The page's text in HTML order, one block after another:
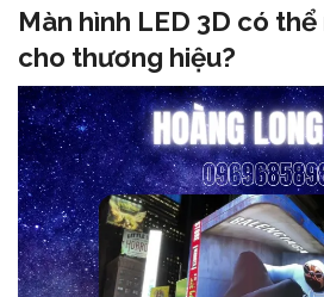
Màn hình LED 3D có
cho thương hiệu?